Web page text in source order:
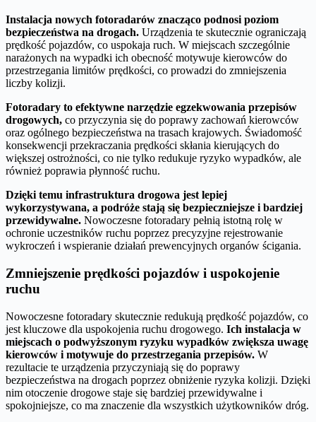
Instalacja nowych fotoradarów znacząco podnosi poziom
bezpieczeństwa na drogach. Urządzenia te skutecznie ograniczają
prędkość pojazdów, co uspokaja ruch. W miejscach szczególnie
narażonych na wypadki ich obecność motywuje kierowców do
przestrzegania limitów prędkości, co prowadzi do zmniejszenia
liczby kolizji.
Fotoradary to efektywne narzędzie egzekwowania przepisów
drogowych, co przyczynia się do poprawy zachowań kierowców
oraz ogólnego bezpieczeństwa na trasach krajowych. Świadomość
konsekwencji przekraczania prędkości skłania kierujących do
większej ostrożności, co nie tylko redukuje ryzyko wypadków, ale
również poprawia płynność ruchu.
Dzięki temu infrastruktura drogowa jest lepiej
wykorzystywana, a podróże stają się bezpieczniejsze i bardziej
przewidywalne. Nowoczesne fotoradary pełnią istotną rolę w
ochronie uczestników ruchu poprzez precyzyjne rejestrowanie
wykroczeń i wspieranie działań prewencyjnych organów ścigania.
Zmniejszenie prędkości pojazdów i uspokojenie
ruchu
Nowoczesne fotoradary skutecznie redukują prędkość pojazdów, co
jest kluczowe dla uspokojenia ruchu drogowego. Ich instalacja w
miejscach o podwyższonym ryzyku wypadków zwiększa uwagę
kierowców i motywuje do przestrzegania przepisów. W
rezultacie te urządzenia przyczyniają się do poprawy
bezpieczeństwa na drogach poprzez obniżenie ryzyka kolizji. Dzięki
nim otoczenie drogowe staje się bardziej przewidywalne i
spokojniejsze, co ma znaczenie dla wszystkich użytkowników dróg.